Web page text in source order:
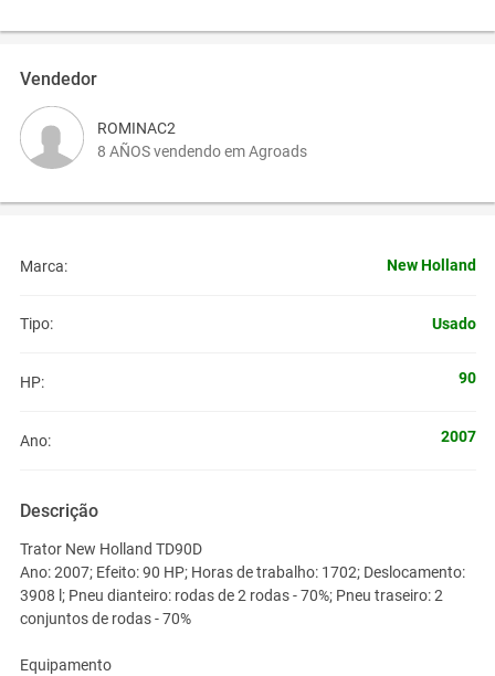
Vendedor
ROMINAC2
8 AÑOS vendendo em Agroads
Marca: New Holland
Tipo: Usado
HP: 90
Ano: 2007
Descrição
Trator New Holland TD90D
Ano: 2007; Efeito: 90 HP; Horas de trabalho: 1702; Deslocamento:
3908 l; Pneu dianteiro: rodas de 2 rodas - 70%; Pneu traseiro: 2
conjuntos de rodas - 70%
Equipamento